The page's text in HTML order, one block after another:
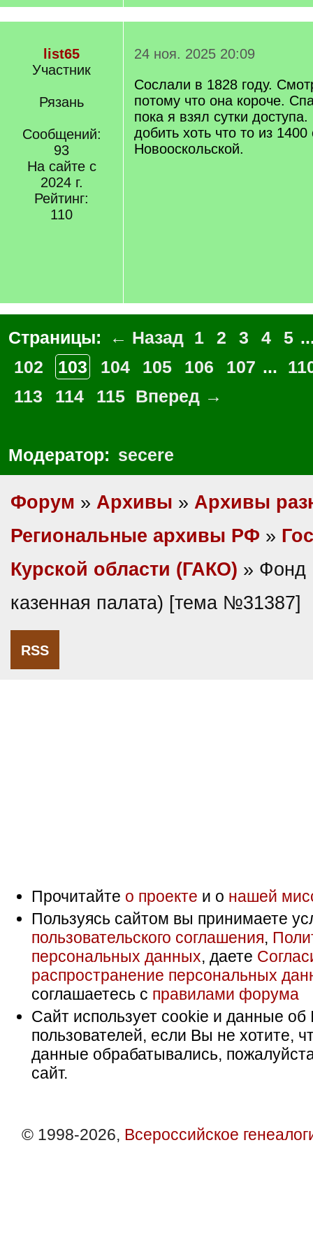
list65
Участник
Рязань
Сообщений:
93
На сайте с
2024 г.
Рейтинг:
110
24 ноя. 2025 20:09
Сослали в 1828 году.
потому что она короче.
пока я взял сутки
добить хоть что то из 1400
Новооскольской.
Страницы: ← Назад 1 2 3 4 5
102
103 104 105 106 107 ...
113
114 115 Вперед →
Модератор: secere
Форум » Архивы » Архивы
Региональные архивы РФ »
Курской области (ГАКО) » Фонд
казенная палата) [тема №31387]
RSS
Прочитайте о проекте и о нашей
Пользуясь сайтом вы принимаете
пользовательского соглашения,
персональных данных, даете
распространение персональных
соглашаетесь с правилами форума
Сайт использует cookie и данные об
пользователей, если Вы не хотите,
данные обрабатывались,
сайт.
© 1998-2026, Всероссийское